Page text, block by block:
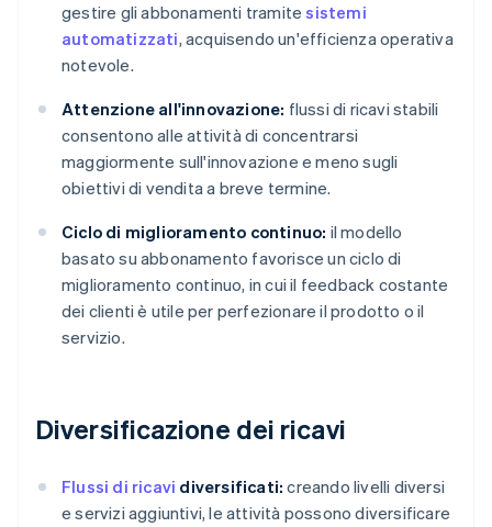
gestire gli abbonamenti tramitesistemi
automatizzati, acquisendo un'efficienza operativa
notevole.
Attenzione all'innovazione: flussi di ricavi stabili
consentono alle attività di concentrarsi
maggiormente sull'innovazione e meno sugli
obiettivi di vendita a breve termine.
Ciclo di miglioramento continuo: il modello
basato su abbonamento favorisce un ciclo di
miglioramento continuo, in cui il feedback costante
dei clienti è utile per perfezionare il prodotto o il
servizio.
Diversificazione dei ricavi
Flussi di ricavi diversificati: creando livelli diversi
e servizi aggiuntivi, le attività possono diversificare